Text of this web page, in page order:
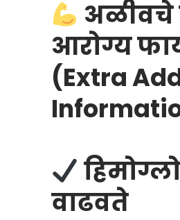
अळीवचे
आरोग्य
(Extra
वाढवते